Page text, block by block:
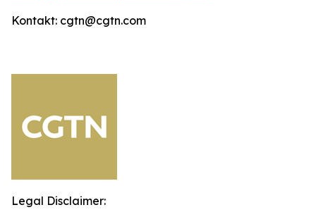
Kontakt: cgtn@cgtn.com
Legal Disclaimer: